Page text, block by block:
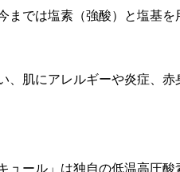
までは塩素（強酸）と塩基を
、肌にアレルギーや炎症、
ュール」は独自の低温高圧酸